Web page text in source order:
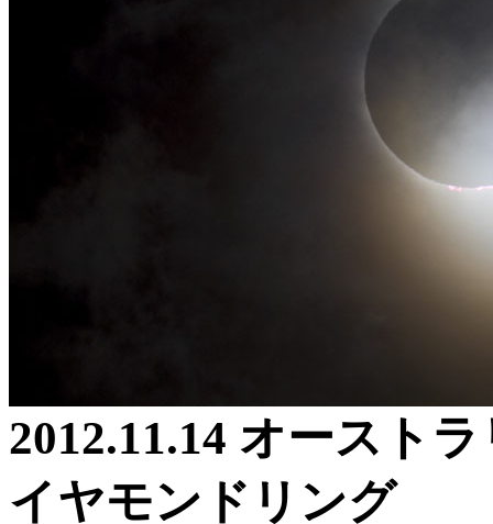
2012.11.14 オースト
イヤモンドリング